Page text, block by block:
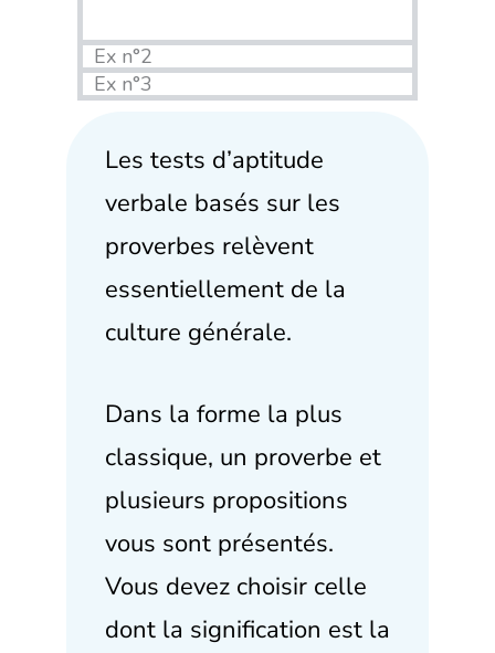
Ex n°2
Ex n°3
Les tests d’aptitude
verbale basés sur les
proverbes relèvent
essentiellement de la
culture générale.
Dans la forme la plus
classique, un proverbe et
plusieurs propositions
vous sont présentés.
Vous devez choisir celle
dont la signification est la